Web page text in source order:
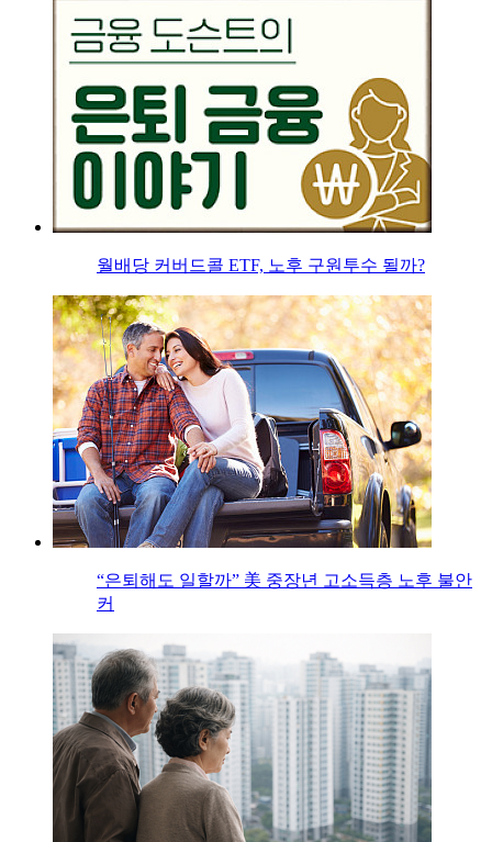
월배당 커버드콜 ETF, 노후 구원투수 될까?
“은퇴해도 일할까” 美 중장년 고소득층 노후 불안
커